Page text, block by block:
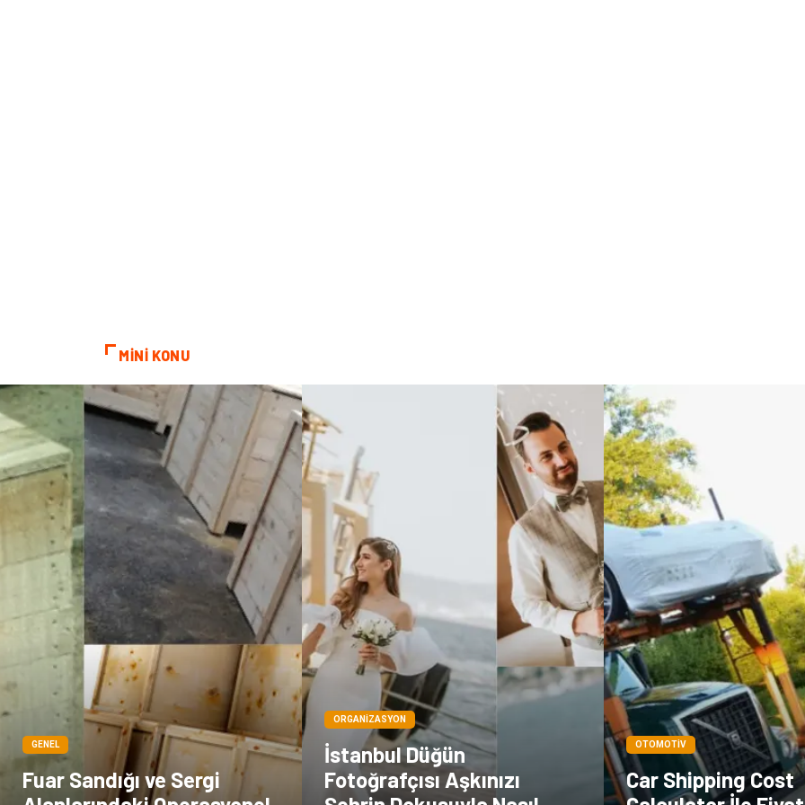
MİNİ KONU
GENEL
Fuar Sandığı ve Sergi
ORGANIZASYON
İstanbul Düğün
Fotoğrafçısı Aşkınızı
OTOMOTIV
Car Shipping Cost